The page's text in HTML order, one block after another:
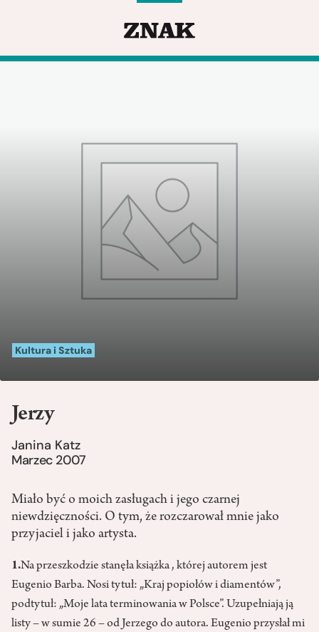
Kultura i Sztuka
Jerzy
Janina Katz
Marzec 2007
Miało być o moich zasługach i jego czarnej
niewdzięczności. O tym, że rozczarował mnie jako
przyjaciel i jako artysta.
1.Na przeszkodzie stanęła książka , której autorem jest
Eugenio Barba. Nosi tytuł: „Kraj popiołów i diamentów”,
podtytuł: „Moje lata terminowania w Polsce”. Uzupełniają ją
listy – w sumie 26 – od Jerzego do autora. Eugenio przysłał mi